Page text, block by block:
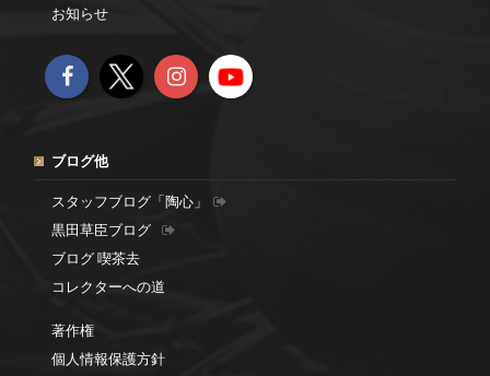
お知らせ
ブログ他
スタッフブログ「陶心」
黒田草臣ブログ
ブログ 喫茶去
コレクターへの道
著作権
個人情報保護方針